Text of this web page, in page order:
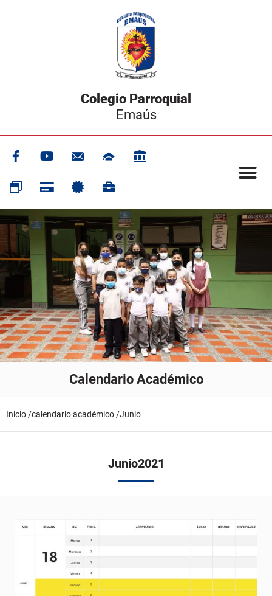
Colegio Parroquial
Emaús
Calendario Académico
Inicio /calendario académico /Junio
Junio2021